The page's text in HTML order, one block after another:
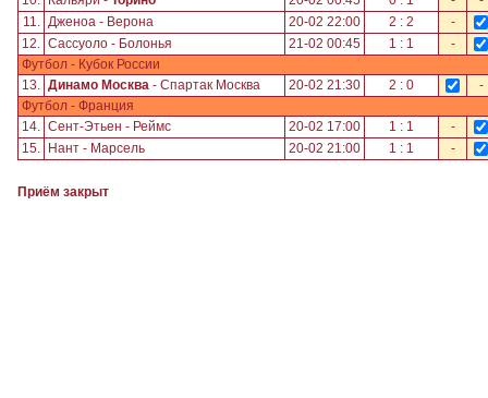
11. Дженоа - Верона 20-02 22:00 2 : 2
-
12. Сассуоло - Болонья 21-02 00:45 1 : 1
-
Футбол - Кубок России
13. Динамо Москва - Спартак Москва 20-02 21:30 2 : 0
-
Футбол - Франция
14. Сент-Этьен - Реймс 20-02 17:00 1 : 1
-
15.
Нант - Марсель 20-02 21:00 1 : 1 -
Приём закрыт